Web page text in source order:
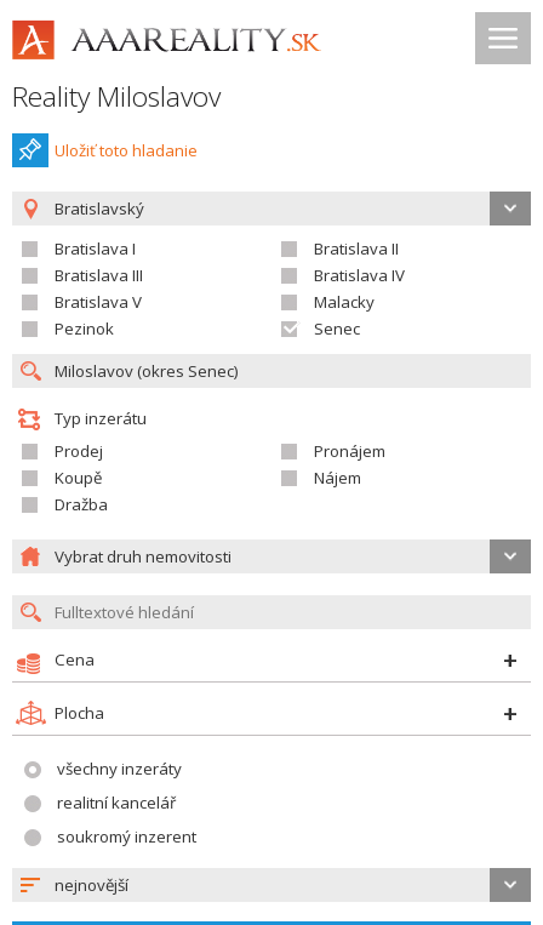
Reality Miloslavov
Uložiť toto hladanie
Bratislavský
Bratislava I
Bratislava II
Bratislava III
Bratislava IV
Bratislava V
Malacky
Pezinok
Senec
Typ inzerátu
Prodej
Pronájem
Koupě
Nájem
Dražba
Vybrat druh nemovitosti
Cena
Plocha
všechny inzeráty
realitní kancelář
soukromý inzerent
nejnovější